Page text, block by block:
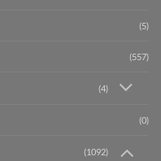
(5)
(557)
(4)
(0)
(1092)